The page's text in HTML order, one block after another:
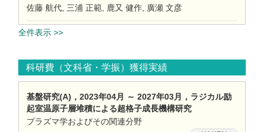
佐藤 航代, 三浦 正範, 鹿又 健作, 廣瀬 文彦
全件表示 >>
科研費（文科省・学振）獲得実績
基盤研究(A)，2023年04月 ～ 2027年03月，ラジカル励
起室温原子層堆積による超格子成長機構研究
プラズマ学およびその関連分野